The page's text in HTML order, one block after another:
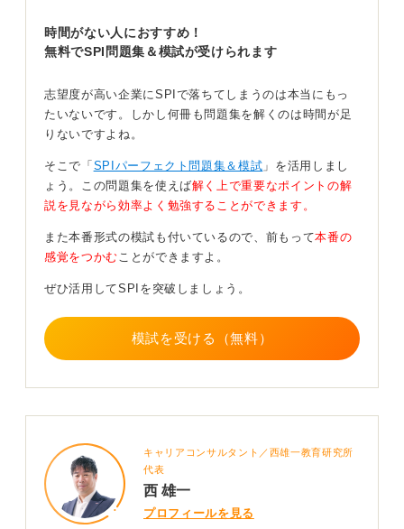
効率的なSPI対策のステップとしては、まず数的処理
務員試験用の教材を使って理解を深めることで、SPI対
策にも役立ちます。
されます。たとえば、言語分野では語句の意味、文法、
文の並べ替え、空欄補充などが頻出です。
順列・組合せなどの出題が見られます。
バランス良く解ききるために出題パターンに慣れよ
限られた時間内に正確に解くためには、スキップ力を鍛
題を確実に解く姿勢が求められます。そのためにも、出
練習時間は1日15分からでも構いません。継続して取り
組むことで、出題パターンに慣れ、時間配分の感覚も身
についてきます。ぜひ日々の学習のなかで、繰り返し練
習をおこなっていきましょう。
時間がない人におすすめ！
無料でSPI問題集＆模試が受けられます
志望度が高い企業にSPIで落ちてしまうのは本当にもっ
たいないです。しかし何冊も問題集を解くのは時間が足
りないですよね。
そこで「 SPIパーフェクト問題集＆模試 」を活用しまし
ょう。この問題集を使えば解く上で重要なポイントの解
説を見ながら効率よく勉強することができます。
また本番形式の模試も付いているので、前もって本番の
感覚をつかむ ことができますよ。
ぜひ活用してSPIを突破しましょう。
模試を受ける（無料）
キャリアコンサルタント／西雄一教育研究所
代表
西 雄一
プロフィールを見る